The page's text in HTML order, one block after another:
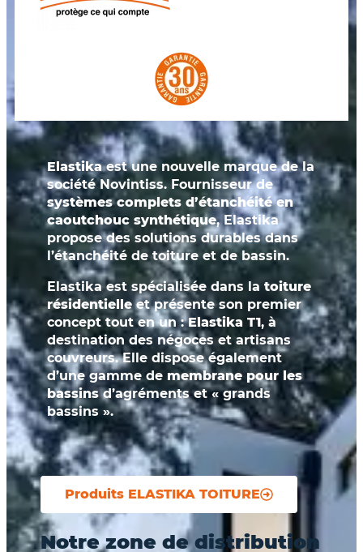
Elastikaest une nouvelle marque de la
société Novintiss. Fournisseur de
systèmes complets d’étanchéité en
caoutchouc synthétique, Elastika
propose des solutions durables dans
l’étanchéité de toiture et de bassin.
​Elastika est spécialisée dans la toiture
résidentielleet présente son premier
concept tout en un :Elastika T1, à
destination des négoces et artisans
couvreurs. Elle dispose également
d’une gamme de membrane pour les
bassinsd’agréments et « grands
bassins ».
Produits ELASTIKA TOITURE
Notre zone de distribution